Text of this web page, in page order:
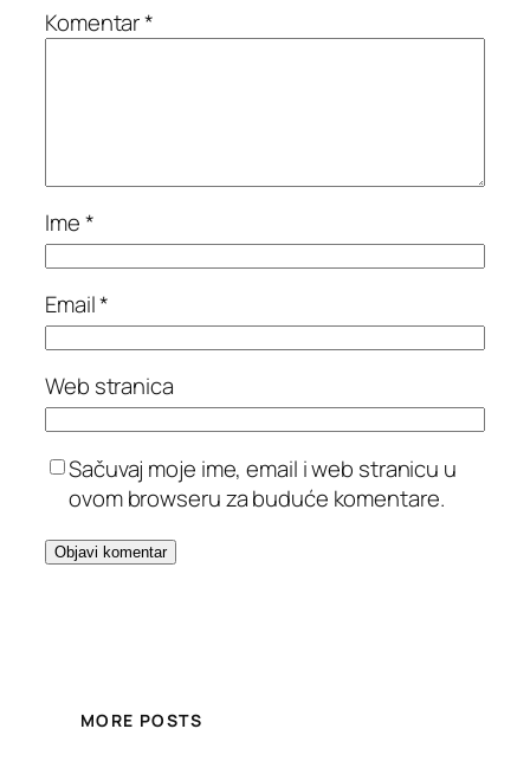
Komentar*
Ime*
Email*
Web stranica
Sačuvaj moje ime, email i web stranicu u
ovom browseru za buduće komentare.
MORE POSTS